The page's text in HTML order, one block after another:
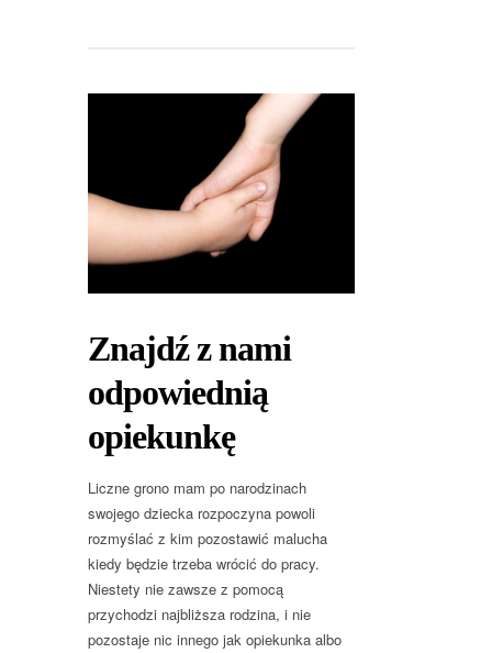
Znajdź z nami
odpowiednią
opiekunkę
Liczne grono mam po narodzinach
swojego dziecka rozpoczyna powoli
rozmyślać z kim pozostawić malucha
kiedy będzie trzeba wrócić do pracy.
Niestety nie zawsze z pomocą
przychodzi najbliższa rodzina, i nie
pozostaje nic innego jak opiekunka albo